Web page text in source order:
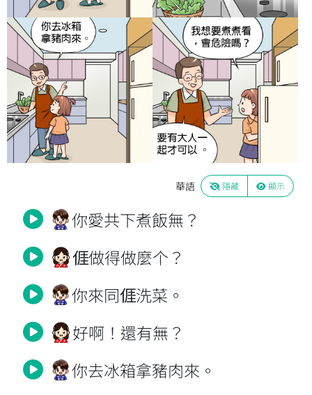
華語 隱藏 顯示
你愛共下煮飯無？
𠊎做得做麼个？
你來同𠊎洗菜。
好啊！還有無？
你去冰箱拿豬肉來。